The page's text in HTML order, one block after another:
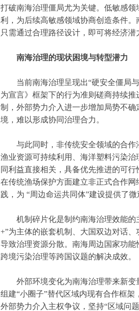
打破南海治理僵局尤为关键。低敏感
利，为后续高敏感领域协商创造条件
只需通过合理路径设计，即可将经济潜
南海治理的现状困境与转型潜力
当前南海治理呈现出“硬安全僵局
为宣言》框架下的行为准则磋商持续
制，外部势力介入进一步增加局势不
境，难以形成协同治理合力。
与此同时，非传统安全领域的合作
渔业资源可持续利用、海洋塑料污染
同利益直接相关，具备优先推进的可
在传统渔场保护方面建立非正式合作
践，为 “周边命运共同体”建设提供了微
机制碎片化是制约南海治理效能
+”为主体的嵌套机制、大国双边对话
导致治理资源分散。南海周边国家功
跨境污染治理等跨国议题的解决成效。
外部环境变化为南海治理带来新
组建“小圈子”替代区域内现有合作框
外部势力介入主权争议，坚持“区域问